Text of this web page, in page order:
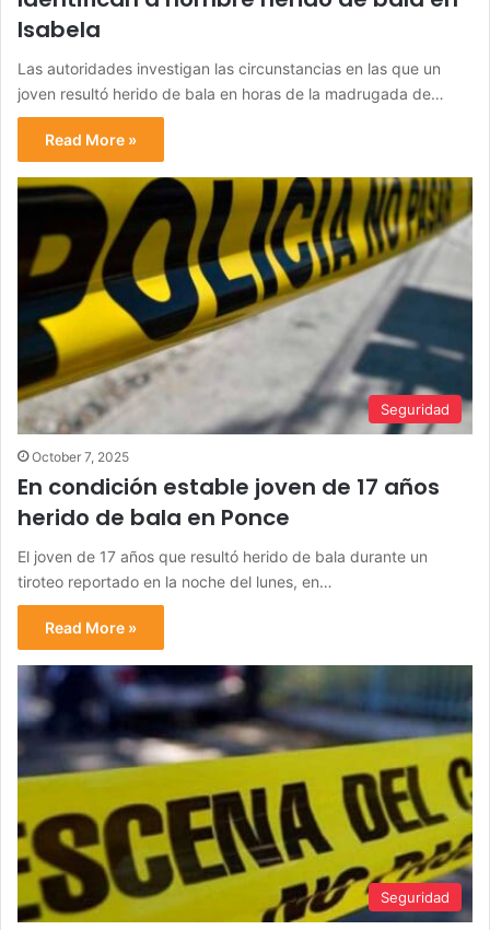
Isabela
Las autoridades investigan las circunstancias en las que un
joven resultó herido de bala en horas de la madrugada de…
Read More »
Seguridad
October 7, 2025
En condición estable joven de 17 años
herido de bala en Ponce
El joven de 17 años que resultó herido de bala durante un
tiroteo reportado en la noche del lunes, en…
Read More »
Seguridad